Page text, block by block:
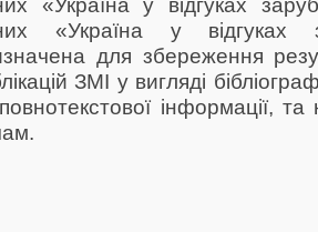
«Україна у відгуках
для збереження
ЗМІ у вигляді
інформації,